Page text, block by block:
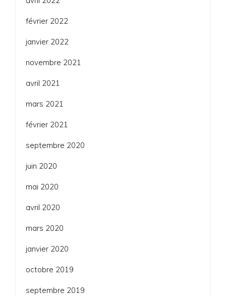
février 2022
janvier 2022
novembre 2021
avril 2021
mars 2021
février 2021
septembre 2020
juin 2020
mai 2020
avril 2020
mars 2020
janvier 2020
octobre 2019
septembre 2019